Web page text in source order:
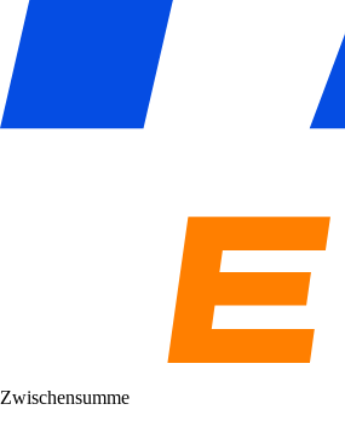
Zwischensumme